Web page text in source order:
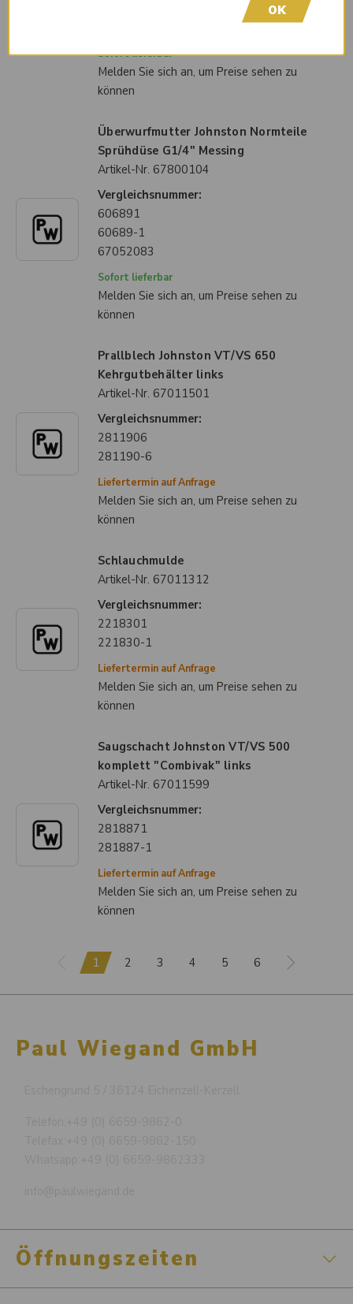
Sofort lieferbar
Melden Sie sich an, um Preise sehen zu
können
Überwurfmutter Johnston Normteile
Sprühdüse G1/4" Messing
Artikel-Nr. 67800104
Vergleichsnummer:
606891
60689-1
67052083
Sofort lieferbar
Melden Sie sich an, um Preise sehen zu
können
Prallblech Johnston VT/VS 650
Kehrgutbehälter links
Artikel-Nr. 67011501
Vergleichsnummer:
2811906
281190-6
Liefertermin auf Anfrage
Melden Sie sich an, um Preise sehen zu
können
Schlauchmulde
Artikel-Nr. 67011312
Vergleichsnummer:
2218301
221830-1
Liefertermin auf Anfrage
Melden Sie sich an, um Preise sehen zu
können
Saugschacht Johnston VT/VS 500
komplett "Combivak" links
Artikel-Nr. 67011599
Vergleichsnummer:
2818871
281887-1
Liefertermin auf Anfrage
Melden Sie sich an, um Preise sehen zu
können
1 2 3 4 5 6
Paul Wiegand GmbH
Öffnungszeiten
OK